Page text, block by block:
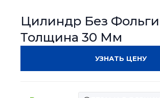
Цилиндр Без
Толщина 30 Мм
УЗНАТЬ ЦЕНУ